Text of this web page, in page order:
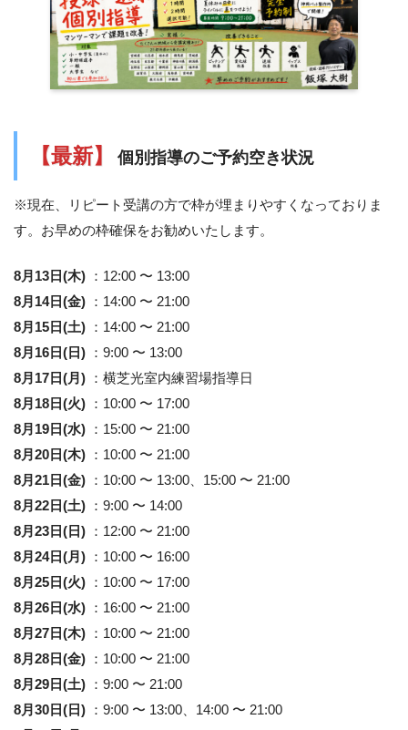
【最新】 個別指導のご予約空き状況
※現在、リピート受講の方で枠が埋まりやすくなっておりま
す。お早めの枠確保をお勧めいたします。
8月13日(木)
：12:00 〜 13:00
8月14日(金)
：14:00 〜 21:00
8月15日(土)
：14:00 〜 21:00
8月16日(日)
：9:00 〜 13:00
8月17日(月)
：横芝光室内練習場指導日
8月18日(火)
：10:00 〜 17:00
8月19日(水)
：15:00 〜 21:00
8月20日(木)
：10:00 〜 21:00
8月21日(金)
：10:00 〜 13:00、15:00 〜 21:00
8月22日(土)
：9:00 〜 14:00
8月23日(日)
：12:00 〜 21:00
8月24日(月)
：10:00 〜 16:00
8月25日(火)
：10:00 〜 17:00
8月26日(水)
：16:00 〜 21:00
8月27日(木)
：10:00 〜 21:00
8月28日(金)
：10:00 〜 21:00
8月29日(土)
：9:00 〜 21:00
8月30日(日)
：9:00 〜 13:00、14:00 〜 21:00